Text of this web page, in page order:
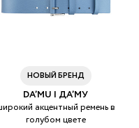
НОВЫЙ БРЕНД
DA’MU | ДА’МУ
акцентный ремень в
голубом цвете